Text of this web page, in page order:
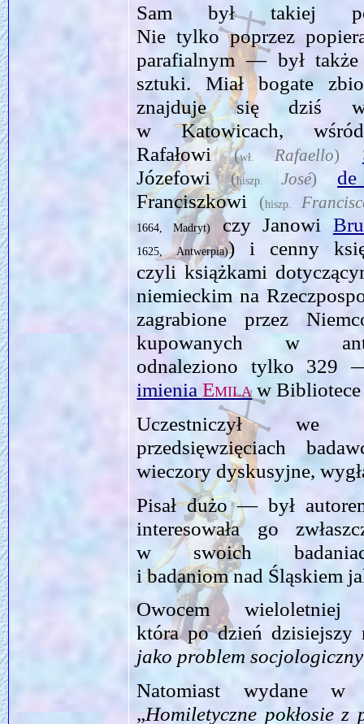
Sam był takiej
Nie tylko poprzez
parafialnym — był
sztuki. Miał bogate
znajduje się
w Katowicach,
Rafałowi(wł.Rafaello)
Józefowi(hiszp.José)
Franciszkowi
(hiszp.
1664, Madryt) czy Janowi
1625, Antwerpia)) i cenny
czyli książkami
niemieckim na
zagrabione przez
kupowanych w
odnaleziono tylko
imieniaEmilaw
Uczestniczył we
przedsięwzięciach
wieczory dyskusyjne,
Pisał dużo — był
interesowała go
w swoich
i badaniom nad Śląskiem
Owocem
która po dzień dzisiejszy
jako problem socjologiczny
Natomiast wydane
„Homiletyczne pokłosie